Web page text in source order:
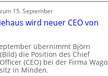
15. September
wird neuer CEO von
übernimmt Björn
die Position des Chief
(CEO) bei der Firma Wago
in Minden.